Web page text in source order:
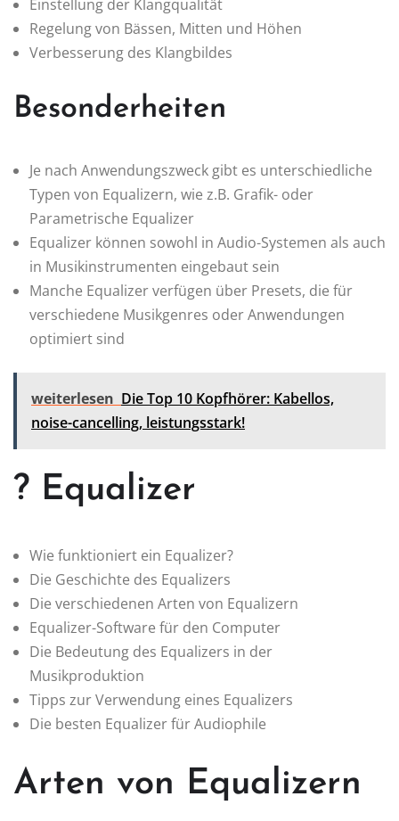
Einstellung der Klangqualität
Regelung von Bässen, Mitten und Höhen
Verbesserung des Klangbildes
Besonderheiten
Je nach Anwendungszweck gibt es unterschiedliche
Typen von Equalizern, wie z.B. Grafik- oder
Parametrische Equalizer
Equalizer können sowohl in Audio-Systemen als auch
in Musikinstrumenten eingebaut sein
Manche Equalizer verfügen über Presets, die für
verschiedene Musikgenres oder Anwendungen
optimiert sind
weiterlesen Die Top 10 Kopfhörer: Kabellos,
noise-cancelling, leistungsstark!
? Equalizer
Wie funktioniert ein Equalizer?
Die Geschichte des Equalizers
Die verschiedenen Arten von Equalizern
Equalizer-Software für den Computer
Die Bedeutung des Equalizers in der
Musikproduktion
Tipps zur Verwendung eines Equalizers
Die besten Equalizer für Audiophile
Arten von Equalizern